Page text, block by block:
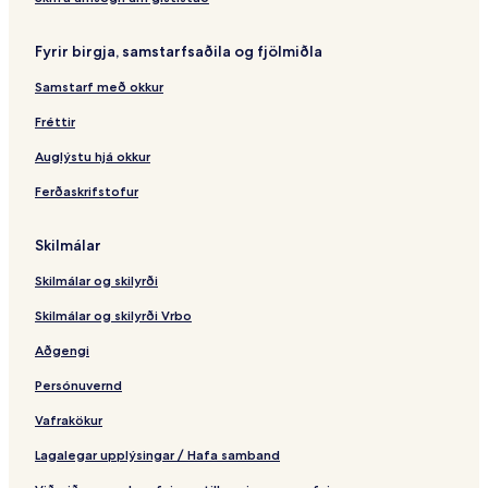
a
c
a
i
a
U
r
b
r
f
a
g
l
o
w
Fyrir birgja, samstarfsaðila og fjölmiðla
Samstarf með okkur
Fréttir
Auglýstu hjá okkur
Ferðaskrifstofur
Skilmálar
Skilmálar og skilyrði
Skilmálar og skilyrði Vrbo
Aðgengi
Persónuvernd
Vafrakökur
Lagalegar upplýsingar / Hafa samband